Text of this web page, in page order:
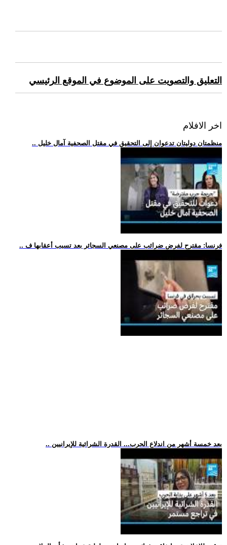
التعليق والتصويت على الموضوع في الموقع الرئيسي
اخر الافلام
.. منظمتان دوليتان تدعوان إلى التحقيق في مقتل الصحفية آمال خليل
.. فرنسا: مقترح لفرض ضرائب على مصنعي السجائر بعد تسبب أعقابها ف
.. بعد خمسة أشهر من اندلاع الحرب... القدرة الشرائية للإيرانيين